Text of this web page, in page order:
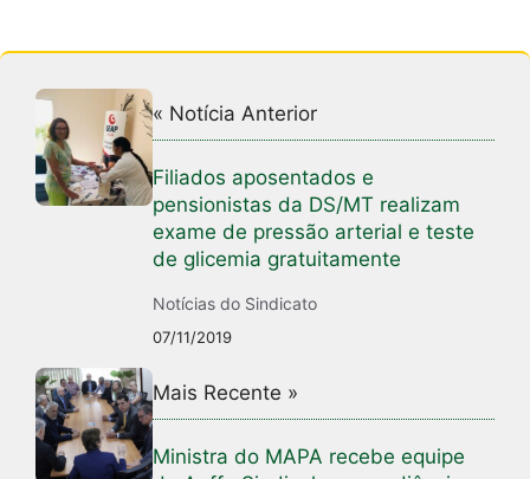
k
« Notícia Anterior
Filiados aposentados e
pensionistas da DS/MT realizam
exame de pressão arterial e teste
de glicemia gratuitamente
Notícias do Sindicato
07/11/2019
Mais Recente »
Ministra do MAPA recebe equipe